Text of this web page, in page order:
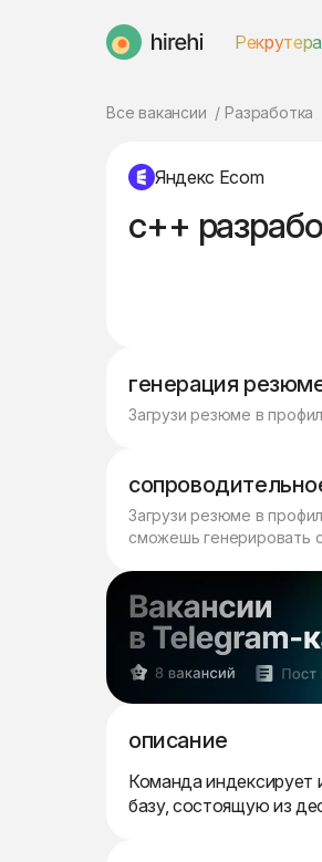
HireHi
Все вакансии Разработка
Яндекс Ecom
c++
генерация
Загрузи резюме в
Загрузи резюме в
сможешь генерировать
описание
Команда индексирует
базу, состоящую из